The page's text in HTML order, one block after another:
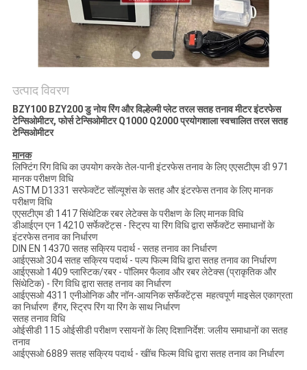
साइटमैप
PRIVACY
POLICY
उत्पाद विवरण
BZY100 BZY200डु नोय रिंग और विल्हेल्मी प्लेट तरल सतह तनाव मीटर इंटरफेस
टेन्सिओमीटर, फोर्स टेन्सिओमीटर Q1000 Q2000 प्रयोगशाला स्वचालित तरल सतह
टेन्सिओमीटर
मानक
लिफ्टिंग रिंग विधि का उपयोग करके तेल-पानी इंटरफेस तनाव के लिए एएसटीएम डी 971
मानक परीक्षण विधि
ASTM D1331 सरफेक्टेंट सॉल्यूशंस के सतह और इंटरफेस तनाव के लिए मानक
परीक्षण विधि
एएसटीएम डी 1417 सिंथेटिक रबर लेटेक्स के परीक्षण के लिए मानक विधि
डीआईएन एन 14210 सर्फेक्टेंट्स - स्ट्रिप या रिंग विधि द्वारा सर्फेक्टेंट समाधानों के
इंटरफेस तनाव का निर्धारण
DIN EN 14370 सतह सक्रिय पदार्थ - सतह तनाव का निर्धारण
आईएसओ 304 सतह सक्रिय पदार्थ - पल्प फिल्म विधि द्वारा सतह तनाव का निर्धारण
आईएसओ 1409 प्लास्टिक/रबर - पॉलिमर फैलाव और रबर लेटेक्स (प्राकृतिक और
सिंथेटिक) - रिंग विधि द्वारा सतह तनाव का निर्धारण
आईएसओ 4311 एनीओनिक और नॉन-आयनिक सर्फेक्टेंट्स ️ महत्वपूर्ण माइसेल एकाग्रता
का निर्धारण ️ हैंगर, स्ट्रिप रिंग या रिंग के साथ निर्धारण
सतह तनाव विधि
ओईसीडी 115 ओईसीडी परीक्षण रसायनों के लिए दिशानिर्देश: जलीय समाधानों का सतह
तनाव
आईएसओ 6889 सतह सक्रिय पदार्थ - खींच फिल्म विधि द्वारा सतह तनाव का निर्धारण